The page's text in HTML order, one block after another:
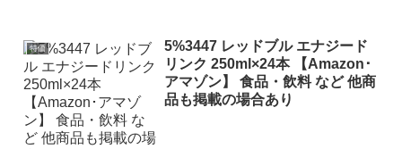
特価
5%3447 レッドブル エナジード
リンク 250ml×24本 【Amazon･
アマゾン】 食品・飲料 など 他商
品も掲載の場合あり